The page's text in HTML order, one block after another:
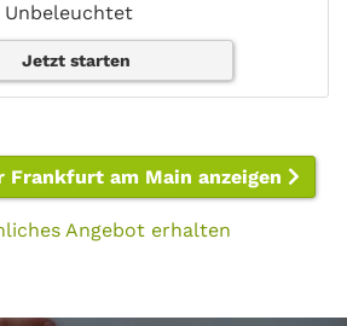
Unbeleuchtet
Jetzt starten
Frankfurt am Main anzeigen
Angebot erhalten